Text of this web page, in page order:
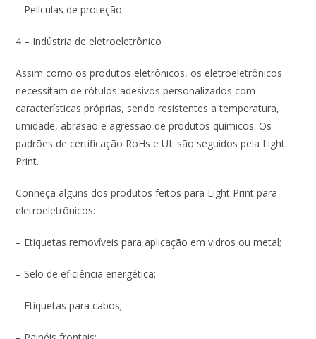
– Películas de proteção.
4 – Indústria de eletroeletrônico
Assim como os produtos eletrônicos, os eletroeletrônicos
necessitam de rótulos adesivos personalizados com
características próprias, sendo resistentes a temperatura,
umidade, abrasão e agressão de produtos químicos. Os
padrões de certificação RoHs e UL são seguidos pela Light
Print.
Conheça alguns dos produtos feitos para Light Print para
eletroeletrônicos:
– Etiquetas removíveis para aplicação em vidros ou metal;
– Selo de eficiência energética;
– Etiquetas para cabos;